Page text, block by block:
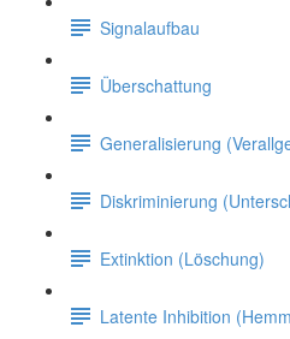
Signalaufbau
Überschattung
Generalisierung
Diskriminierung
Extinktion (Löschung)
Latente Inhibition